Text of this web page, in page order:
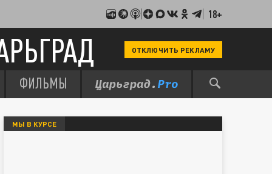
18+
ОТКЛЮЧИТЬ РЕКЛАМУ
ФИЛЬМЫ
МЫ В КУРСЕ